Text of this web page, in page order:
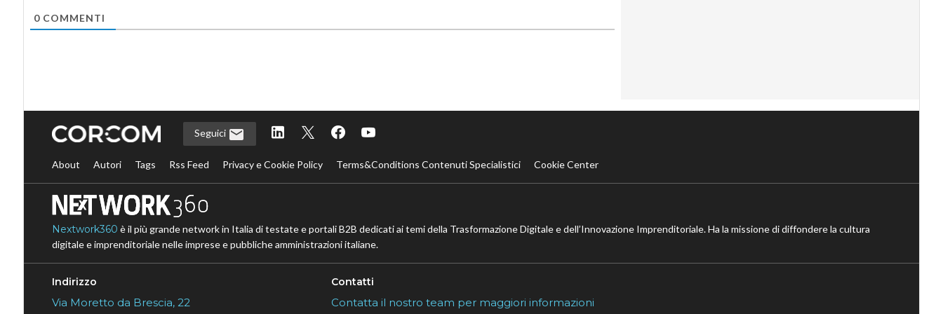
0COMMENTI
Seguici
About Autori Tags Rss Feed Privacy e Cookie Policy Terms&Conditions Contenuti Specialistici Cookie Center
Nextwork360 è il più grande network in Italia di testate e portali B2B dedicati ai temi della Trasformazione Digitale e dell’Innovazione Imprenditoriale. Ha la missione di diffondere la cultura
digitale e imprenditoriale nelle imprese e pubbliche amministrazioni italiane.
Indirizzo
Via Moretto da Brescia, 22
Contatti
Contatta il nostro team per maggiori informazioni